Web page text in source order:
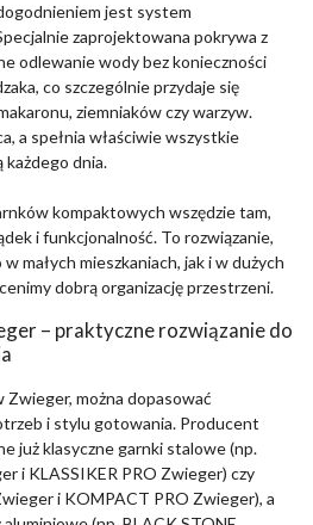
jest system
zaprojektowana pokrywa z
odlewanie wody bez konieczności
co szczególnie przydaje się
ziemniaków czy warzyw.
a spełnia właściwie wszystkie
dnia.
kompaktowych wszędzie tam,
i funkcjonalność. To rozwiązanie,
małych mieszkaniach, jak i w dużych
dobrą organizację przestrzeni.
– praktyczne rozwiązanie do
można dopasować
i stylu gotowania. Producent
już klasyczne garnki stalowe (np.
i KLASSIKER PRO Zwieger) czy
i KOMPACT PRO Zwieger), a